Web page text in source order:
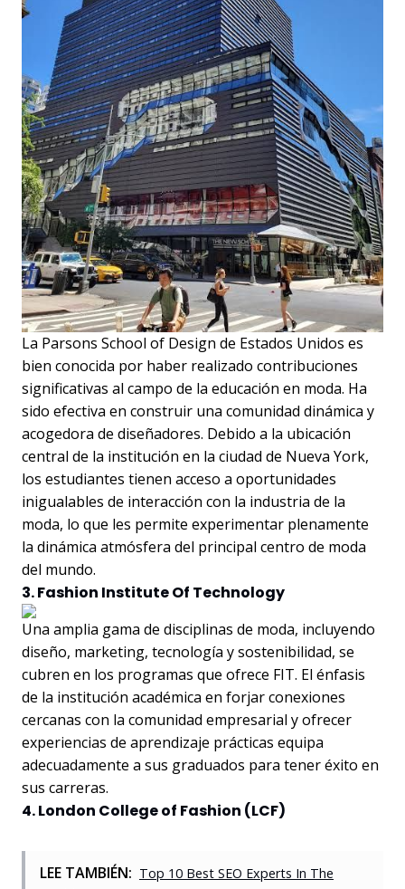
La Parsons School of Design de Estados Unidos es
bien conocida por haber realizado contribuciones
significativas al campo de la educación en moda. Ha
sido efectiva en construir una comunidad dinámica y
acogedora de diseñadores. Debido a la ubicación
central de la institución en la ciudad de Nueva York,
los estudiantes tienen acceso a oportunidades
inigualables de interacción con la industria de la
moda, lo que les permite experimentar plenamente
la dinámica atmósfera del principal centro de moda
del mundo.
3. Fashion Institute Of Technology
Una amplia gama de disciplinas de moda, incluyendo
diseño, marketing, tecnología y sostenibilidad, se
cubren en los programas que ofrece FIT. El énfasis
de la institución académica en forjar conexiones
cercanas con la comunidad empresarial y ofrecer
experiencias de aprendizaje prácticas equipa
adecuadamente a sus graduados para tener éxito en
sus carreras.
4. London College of Fashion (LCF)
LEE TAMBIÉN: Top 10 Best SEO Experts In The